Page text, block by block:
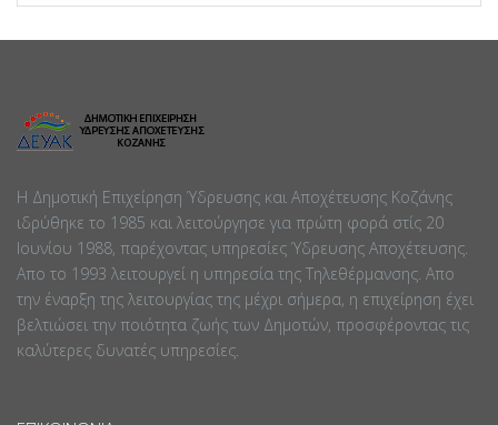
Η Δημοτική Επιχείρηση Ύδρευσης και Αποχέτευσης Κοζάνης
ιδρύθηκε το 1985 και λειτούργησε για πρώτη φορά στίς 20
Ιουνίου 1988, παρέχοντας υπηρεσίες Ύδρευσης Αποχέτευσης.
Απο το 1993 λειτουργεί η υπηρεσία της Τηλεθέρμανσης. Απο
την έναρξη της λειτουργίας της μέχρι σήμερα, η επιχείρηση έχει
βελτιώσει την ποιότητα ζωής των Δημοτών, προσφέροντας τις
καλύτερες δυνατές υπηρεσίες.